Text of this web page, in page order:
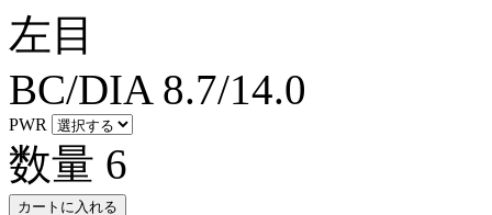
左目
BC/DIA 8.7/14.0
PWR
数量 6
カートに入れる